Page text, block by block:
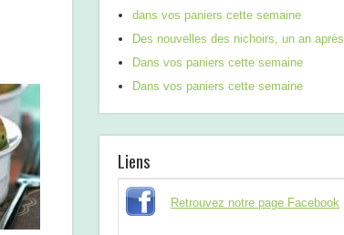
dans vos paniers cette semaine
Des nouvelles des nichoirs, un an après
Dans vos paniers cette semaine
Dans vos paniers cette semaine
Liens
Retrouvez notre page Facebook